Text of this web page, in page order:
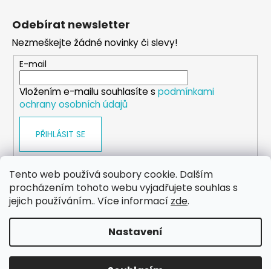
Tento web používá soubory cookie. Dalším
procházením tohoto webu vyjadřujete souhlas s
jejich používáním.. Více informací zde.
Nastavení
a
c
í
p
r
v
p
i
s
u
Odebírat newsletter
Nezmeškejte žádné novinky či slevy!
E-mail
Vložením e-mailu souhlasíte s podmínkami
ochrany osobních údajů
PŘIHLÁSIT SE
WEB FACEBOOK INSTAGRAM YOUTUBE
Copyright 2026eshop.dog-point. Všechna práva